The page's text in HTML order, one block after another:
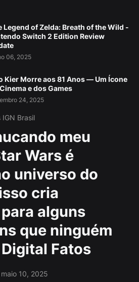
Legend of Zelda: Breath of the Wild -
Switch 2 Edition Review
06, 2025
Kier Morre aos 81 Anos — Um Ícone
e dos Games
24, 2025
IGN Brasil
meu
Wars é
universo do
cria
alguns
que ninguém
Fatos
maio 10, 2025